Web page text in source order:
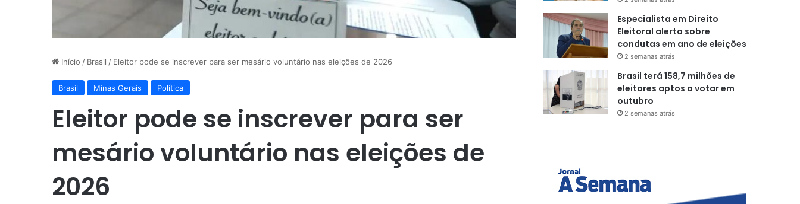
Início / Brasil / Eleitor pode se inscrever para ser mesário voluntário nas eleições de 2026
Brasil Minas Gerais Política
Eleitor pode se inscrever para ser
mesário voluntário nas eleições de
2026
Especialista em Direito
Eleitoral alerta sobre
condutas em ano de eleições
2 semanas atrás
Brasil terá 158,7 milhões de
eleitores aptos a votar em
outubro
2 semanas atrás